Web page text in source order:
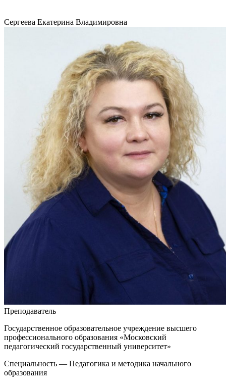
Сергеева Екатерина Владимировна
Преподаватель
Государственное образовательное учреждение высшего
профессионального образования «Московский
педагогический государственный университет»
Специальность — Педагогика и методика начального
образования